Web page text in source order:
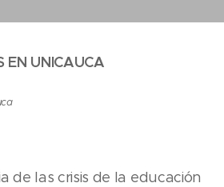
EN UNICAUCA
de las crisis de la educación